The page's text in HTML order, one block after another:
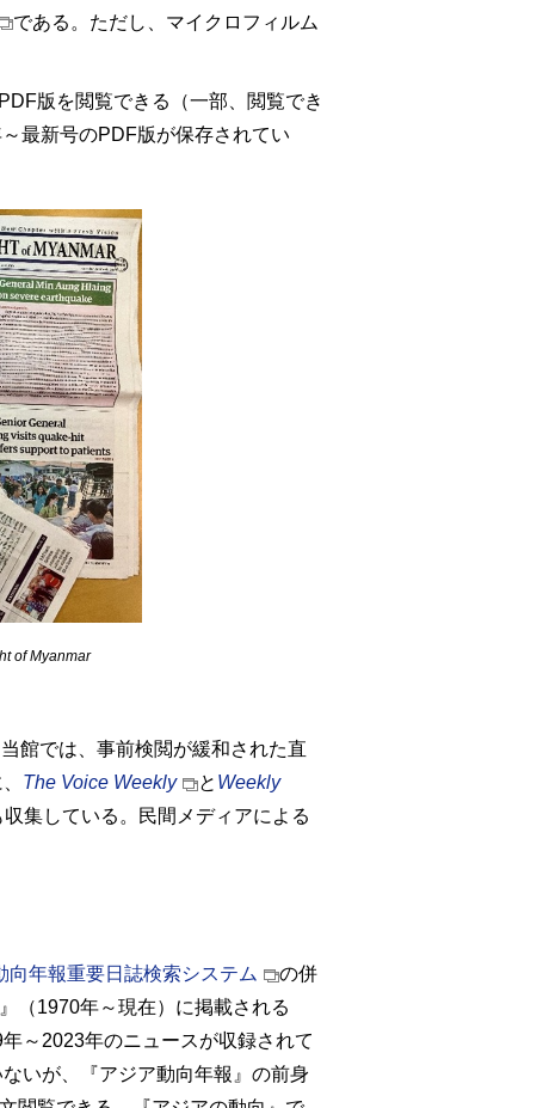
である。ただし、マイクロフィルム
PDF版を閲覧できる（一部、閲覧でき
最新号のPDF版が保存されてい
of Myanmar
館では、事前検閲が緩和された直
The Voice Weekly と Weekly
集している。民間メディアによる
向年報重要日誌検索システム
の併
』（1970年～現在）に掲載される
～2023年のニュースが収録されて
いが、『アジア動向年報』の前身